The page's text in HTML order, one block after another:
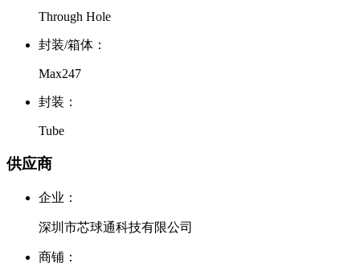
Through Hole
封装/箱体：
Max247
封装：
Tube
供应商
企业：
深圳市芯球通科技有限公司
商铺：